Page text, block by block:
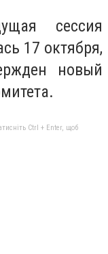
сессия
17 октября,
новый
Ctrl + Enter, щоб